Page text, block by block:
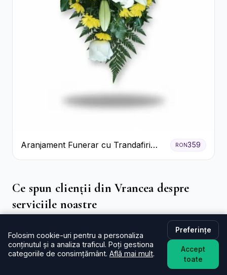
Aranjament Funerar cu Trandafiri
Albi Crizanteme Galbene și Crini
RON359
Ce spun clienții din Vrancea despre
serviciile noastre
Diana P.★★★★★ 11.12.2025
Recomand!
Folosim cookie-uri pentru a personaliza
conținutul și a analiza traficul. Poți gestiona
categoriile de consimțământ. Află mai mult.
Preferințe
Accept
toate